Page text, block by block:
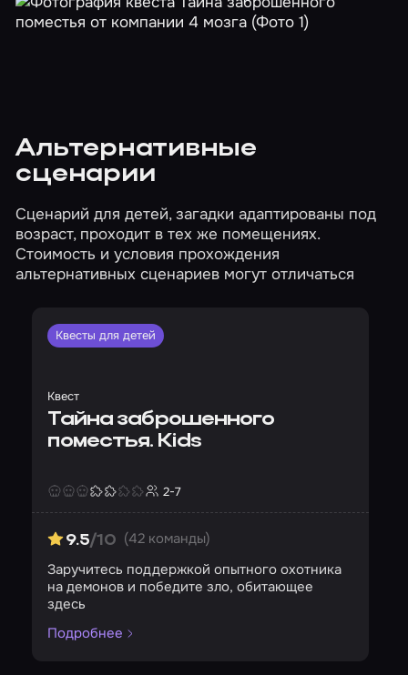
Альтернативные
сценарии
Сценарий для детей, загадки адаптированы под
возраст, проходит в тех же помещениях.
Стоимость и условия прохождения
альтернативных сценариев могут отличаться
Квесты для детей
Квест
Тайна заброшенного
поместья. Kids
2-7
9.5/10 (42 команды)
Заручитесь поддержкой опытного охотника
на демонов и победите зло, обитающее
здесь
Подробнее